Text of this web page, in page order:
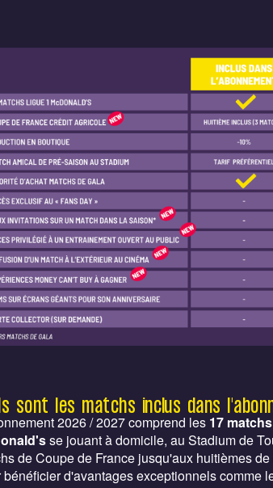
sont les matchs inclus dans
2026 / 2027 comprend les 17
se jouant à domicile, au Stadium de
de Coupe de France jusqu'aux huitièmes
bénéficier d'avantages exceptionnels comme